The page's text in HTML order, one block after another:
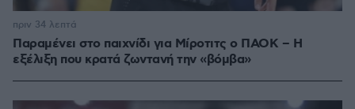
Παραμένει στο παιχνίδι για Μίροτιτς ο ΠΑΟΚ – Η
εξέλιξη που κρατά ζωντανή την «βόμβα»
πριν 34 λεπτά